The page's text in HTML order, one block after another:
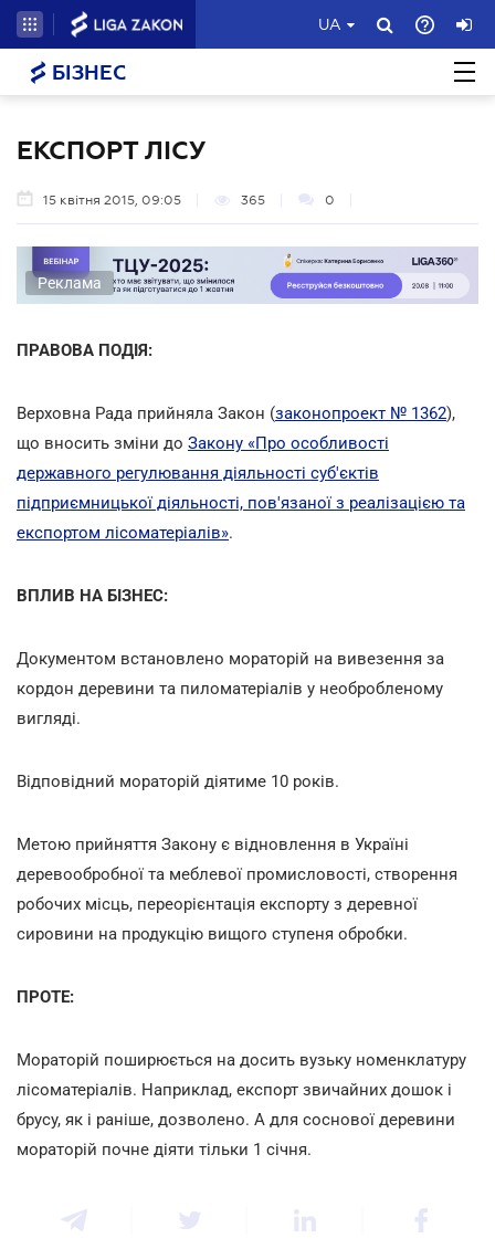
UA
БІЗНЕС
ЕКСПОРТ ЛІСУ
15 квітня 2015, 09:05 365 0
Реклама
ПРАВОВА ПОДІЯ:
Верховна Рада прийняла Закон (законопроект № 1362),
що вносить зміни до Закону «Про особливості
державного регулювання діяльності суб'єктів
підприємницької діяльності, пов'язаної з реалізацією та
експортом лісоматеріалів».
ВПЛИВ НА БІЗНЕС:
Документом встановлено мораторій на вивезення за
кордон деревини та пиломатеріалів у необробленому
вигляді.
Відповідний мораторій діятиме 10 років.
Метою прийняття Закону є відновлення в Україні
деревообробної та меблевої промисловості, створення
робочих місць, переорієнтація експорту з деревної
сировини на продукцію вищого ступеня обробки.
ПРОТЕ:
Мораторій поширюється на досить вузьку номенклатуру
лісоматеріалів. Наприклад, експорт звичайних дошок і
брусу, як і раніше, дозволено. А для соснової деревини
мораторій почне діяти тільки 1 січня.